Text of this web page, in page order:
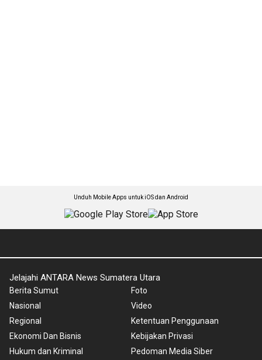
Unduh Mobile Apps untuk iOS dan Android
Jelajahi ANTARA News Sumatera Utara
Berita Sumut
Nasional
Regional
Ekonomi Dan Bisnis
Hukum dan Kriminal
Foto
Video
Ketentuan Penggunaan
Kebijakan Privasi
Pedoman Media Siber